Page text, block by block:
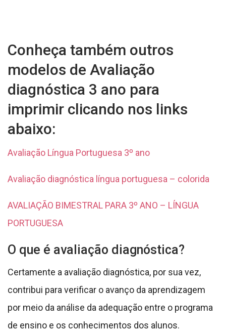
Conheça também outros
modelos de Avaliação
diagnóstica 3 ano para
imprimir clicando nos links
abaixo:
Avaliação Língua Portuguesa 3º ano
Avaliação diagnóstica língua portuguesa – colorida
AVALIAÇÃO BIMESTRAL PARA 3º ANO – LÍNGUA
PORTUGUESA
O que é avaliação diagnóstica?
Certamente a avaliação diagnóstica, por sua vez,
contribui para verificar o avanço da aprendizagem
por meio da análise da adequação entre o programa
de ensino e os conhecimentos dos alunos.